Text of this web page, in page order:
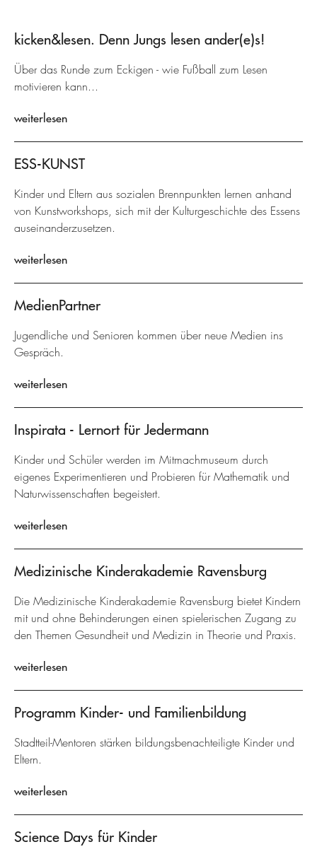
kicken&lesen. Denn Jungs lesen ander(e)s!
Über das Runde zum Eckigen - wie Fußball zum Lesen
motivieren kann...
weiterlesen
ESS-KUNST
Kinder und Eltern aus sozialen Brennpunkten lernen anhand
von Kunstworkshops, sich mit der Kulturgeschichte des Essens
auseinanderzusetzen.
weiterlesen
MedienPartner
Jugendliche und Senioren kommen über neue Medien ins
Gespräch.
weiterlesen
Inspirata - Lernort für Jedermann
Kinder und Schüler werden im Mitmachmuseum durch
eigenes Experimentieren und Probieren für Mathematik und
Naturwissenschaften begeistert.
weiterlesen
Medizinische Kinderakademie Ravensburg
Die Medizinische Kinderakademie Ravensburg bietet Kindern
mit und ohne Behinderungen einen spielerischen Zugang zu
den Themen Gesundheit und Medizin in Theorie und Praxis.
weiterlesen
Programm Kinder- und Familienbildung
Stadtteil-Mentoren stärken bildungsbenachteiligte Kinder und
Eltern.
weiterlesen
Science Days für Kinder